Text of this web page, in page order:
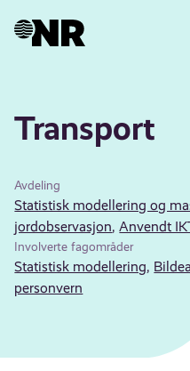
Transport
Avdeling
Statistisk modellering og
jordobservasjon,Anvendt
Involverte fagområder
Statistisk modellering,
personvern